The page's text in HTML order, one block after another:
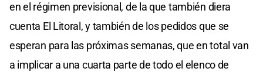
en el régimen previsional, de la que también diera
cuenta El Litoral, y también de los pedidos que se
esperan para las próximas semanas, que en total van
a implicar a una cuarta parte de todo el elenco de